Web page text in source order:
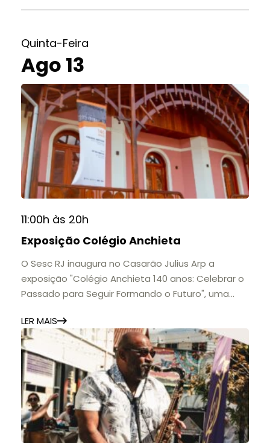
Quinta-Feira
Ago 13
11:00h às 20h
Exposição Colégio Anchieta
O Sesc RJ inaugura no Casarão Julius Arp a
exposição "Colégio Anchieta 140 anos: Celebrar o
Passado para Seguir Formando o Futuro", uma
importantes instituições de ensino de Nova
Friburgo e do Brasil.
A mostra convida o público a conhecer o legado
do Colégio Anchieta por meio de documentos,
histórias e marcos que evidenciam sua
contribuição para a educação, a cultura e a
formação de gerações.
LER MAIS